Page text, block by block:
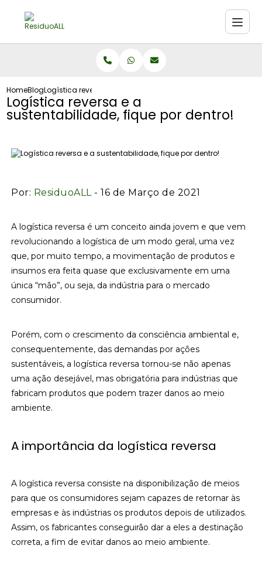
HomeBlogLogística reversa e a sustentabilidade, fique por dentro!
Logística reversa e a
sustentabilidade, fique por dentro!
Por: ResiduoALL- 16 de Março de 2021
A logística reversa é um conceito ainda jovem e que vem
revolucionando a logística de um modo geral, uma vez
que, por muito tempo, a movimentação de produtos e
insumos era feita quase que exclusivamente em uma
única “mão”, ou seja, da indústria para o mercado
consumidor.
Porém, com o crescimento da consciência ambiental e,
consequentemente, das demandas por ações
sustentáveis, a logística reversa tornou-se não apenas
uma ação desejável, mas obrigatória para indústrias que
fabricam produtos que podem trazer danos ao meio
ambiente.
A importância da logística reversa
A logística reversa consiste na disponibilização de meios
para que os consumidores sejam capazes de retornar às
empresas e às indústrias os produtos depois de utilizados.
Assim, os fabricantes conseguirão dar a eles a destinação
correta, a fim de evitar danos ao meio ambiente.